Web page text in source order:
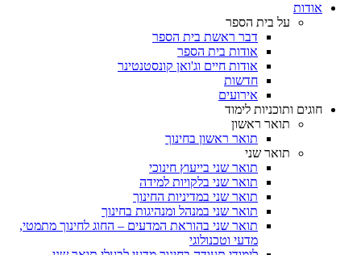
אודות
על בית הספר
דבר ראשת בית הספר
אודות בית הספר
אודות חיים וג'ואן קונסטנטינר
חדשות
אירועים
חוגים ותוכניות לימוד
תואר ראשון
תואר ראשון בחינוך
תואר שני
תואר שני בייעוץ חינוכי
תואר שני בלקויות למידה
תואר שני במדיניות החינוך
תואר שני במנהל ומנהיגות בחינוך
תואר שני בהוראת המדעים – החוג לחינוך מתמטי,
מדעי וטכנולוגי